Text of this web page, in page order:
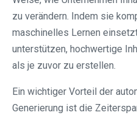
zu verändern. Indem sie
maschinelles Lernen
unterstützen, hochwertige
als je zuvor zu erstellen.
Ein wichtiger Vorteil der
Generierung ist die